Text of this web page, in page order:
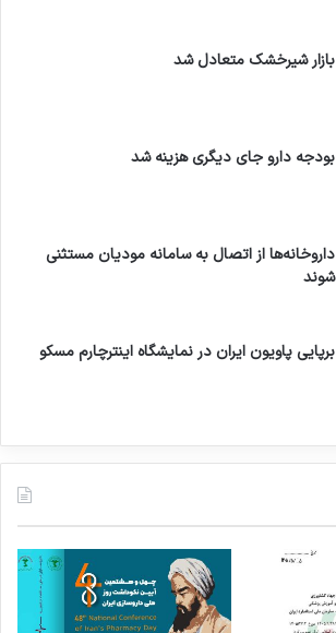
بازار شیرخشک متعادل شد
بودجه دارو جای دیگری هزینه شد
داروخانه‌ها از اتصال به سامانه مودیان مستثنی
شوند
برپایی پاویون ایران در نمایشگاه اینترچارم مسکو